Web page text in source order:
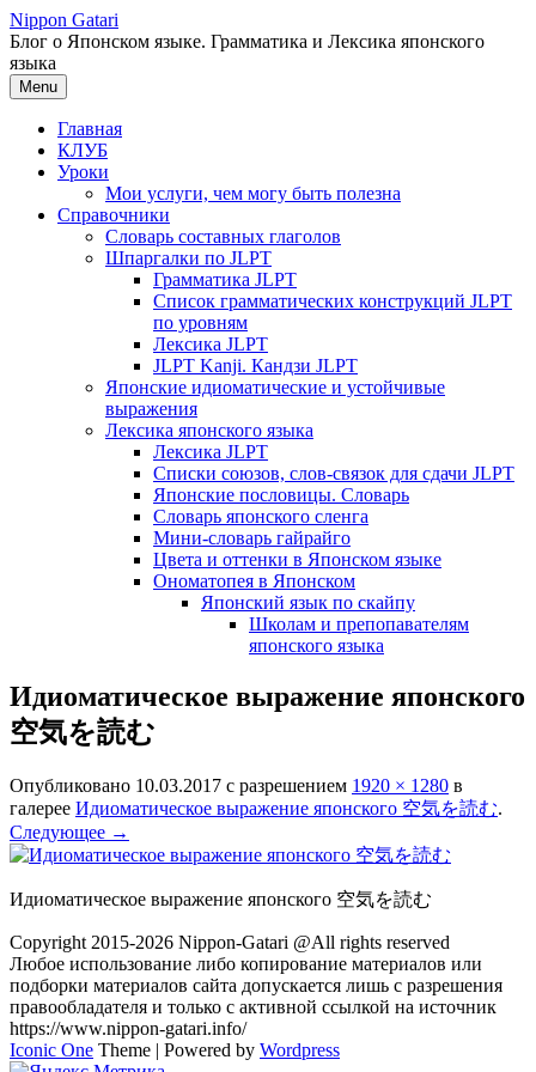
Перейти
к
содержимому
Nippon Gatari
Блог о Японском языке. Грамматика и Лексика японского
языка
Menu
Главная
КЛУБ
Уроки
Мои услуги, чем могу быть полезна
Справочники
Словарь составных глаголов
Шпаргалки по JLPT
Грамматика JLPT
Список грамматических конструкций JLPT
по уровням
Лексика JLPT
JLPT Kanji. Кандзи JLPT
Японские идиоматические и устойчивые
выражения
Лексика японского языка
Лексика JLPT
Списки союзов, слов-связок для сдачи JLPT
Японские пословицы. Словарь
Словарь японского сленга
Мини-словарь гайрайго
Цвета и оттенки в Японском языке
Ономатопея в Японском
Японский язык по скайпу
Школам и препопавателям
японского языка
Идиоматическое выражение японского
空気を読む
Опубликовано 10.03.2017 с разрешением 1920 × 1280 в
галерее Идиоматическое выражение японского 空気を読む.
Следующее →
Идиоматическое выражение японского 空気を読む
Copyright 2015-2026 Nippon-Gatari @All rights reserved
Любое использование либо копирование материалов или
подборки материалов сайта допускается лишь с разрешения
правообладателя и только с активной ссылкой на источник
https://www.nippon-gatari.info/
Iconic One Theme | Powered by Wordpress